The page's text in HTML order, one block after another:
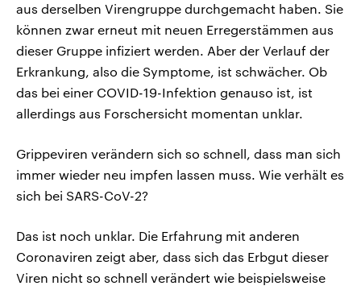
aus derselben Virengruppe durchgemacht haben. Sie
können zwar erneut mit neuen Erregerstämmen aus
dieser Gruppe infiziert werden. Aber der Verlauf der
Erkrankung, also die Symptome, ist schwächer. Ob
das bei einer COVID-19-Infektion genauso ist, ist
allerdings aus Forschersicht momentan unklar.
Grippeviren verändern sich so schnell, dass man sich
immer wieder neu impfen lassen muss. Wie verhält es
sich bei SARS-CoV-2?
Das ist noch unklar. Die Erfahrung mit anderen
Coronaviren zeigt aber, dass sich das Erbgut dieser
Viren nicht so schnell verändert wie beispielsweise